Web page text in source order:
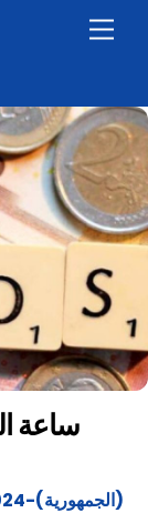
ساعة
(الجمهورية)-12/08/2024